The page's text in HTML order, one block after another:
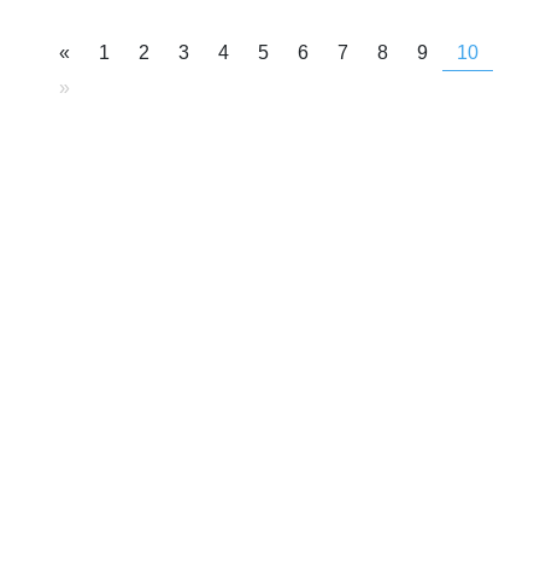
« 1 2 3 4 5 6 7 8 9
10
»